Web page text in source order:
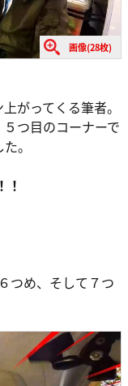
画像(28枚)
がってくる筆者。
つ目のコーナーで
。
！
つめ、そして７つ